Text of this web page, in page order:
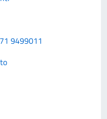
9499011